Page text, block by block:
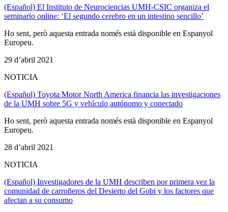
(Español) El Instituto de Neurociencias UMH-CSIC organiza el
seminario online: ‘El segundo cerebro en un intestino sencillo’
Ho sent, però aquesta entrada només està disponible en Espanyol
Europeu.
29 d’abril 2021
NOTICIA
(Español) Toyota Motor North America financia las investigaciones
de la UMH sobre 5G y vehículo autónomo y conectado
Ho sent, però aquesta entrada només està disponible en Espanyol
Europeu.
28 d’abril 2021
NOTICIA
(Español) Investigadores de la UMH describen por primera vez la
comunidad de carroñeros del Desierto del Gobi y los factores que
afectan a su consumo